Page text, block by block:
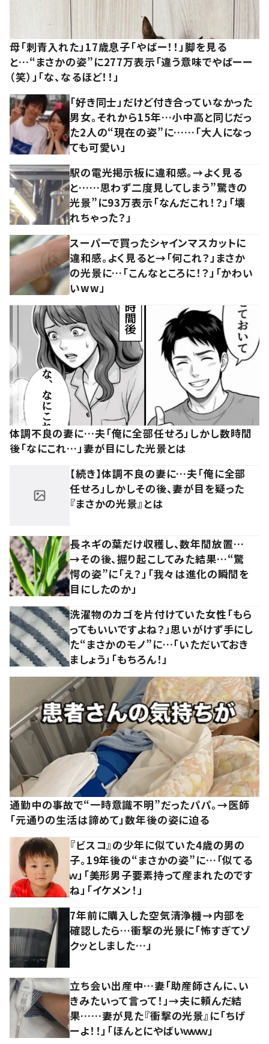
母「刺青入れた」17歳息子「やばー！！」脚を見る
と…“まさかの姿”に277万表示「違う意味でやばーー
（笑）」「な、なるほど！！」
「好き同士」だけど付き合っていなかった
男女。それから15年…小中高と同じだっ
た2人の“現在の姿”に……「大人になっ
ても可愛い」
駅の電光掲示板に違和感。→よく見る
と……思わず二度見してしまう”驚きの
光景”に93万表示「なんだこれ！？」「壊
れちゃった？」
スーパーで買ったシャインマスカットに
違和感。よく見ると→「何これ？」まさか
の光景に…「こんなところに！？」「かわい
いww」
体調不良の妻に…夫「俺に全部任せろ」しかし数時間
後「なにこれ…」妻が目にした光景とは
【続き】体調不良の妻に…夫「俺に全部
任せろ」しかしその後、妻が目を疑った
『まさかの光景』とは
長ネギの葉だけ収穫し、数年間放置…
→その後、掘り起こしてみた結果…“驚
愕の姿”に「え？」「我々は進化の瞬間を
目にしたのか」
洗濯物のカゴを片付けていた女性「もら
ってもいいですよね？」思いがけず手にし
た“まさかのモノ”に…「いただいておき
ましょう」「もちろん！」
通勤中の事故で“一時意識不明”だったパパ。→医師
「元通りの生活は諦めて」数年後の姿に迫る
『ビスコ』の少年に似ていた4歳の男の
子。19年後の“まさかの姿”に…「似てる
ｗ」「美形男子要素持って産まれたのです
ね」「イケメン！」
7年前に購入した空気清浄機→内部を
確認したら…衝撃の光景に「怖すぎてゾ
クッとしました…」
立ち会い出産中…妻「助産師さんに、い
きみたいって言って！」→夫に頼んだ結
果……妻が見た『衝撃の光景』に「ちげ
ーよ！！」「ほんとにやばいｗｗｗ」